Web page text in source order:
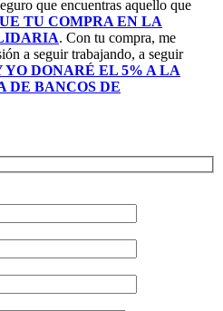
que encuentras aquello que
TU COMPRA EN LA
. Con tu compra, me
a seguir trabajando, a seguir
YO DONARÉ EL 5% A LA
DE BANCOS DE